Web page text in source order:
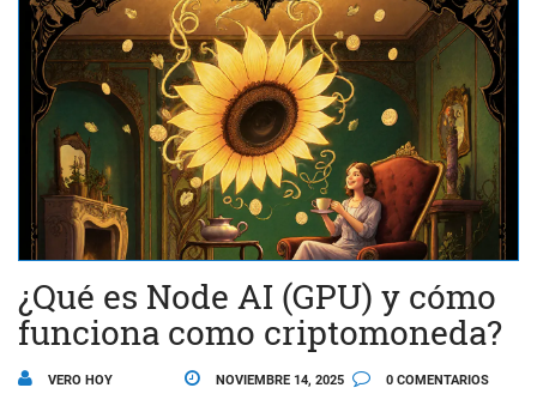
¿Qué es Node AI (GPU) y cómo
funciona como criptomoneda?
VERO HOY NOVIEMBRE 14, 2025 0 COMENTARIOS